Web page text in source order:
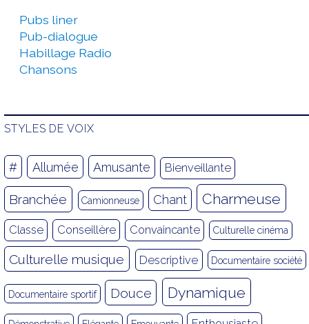
Pubs liner
Pub-dialogue
Habillage Radio
Chansons
STYLES DE VOIX
# Allumée Amusante Bienveillante
Branchée Camionneuse Chant Charmeuse
Classe Conseillère Convaincante Culturelle cinéma
Culturelle musique Descriptive Documentaire société
Documentaire sportif Douce Dynamique